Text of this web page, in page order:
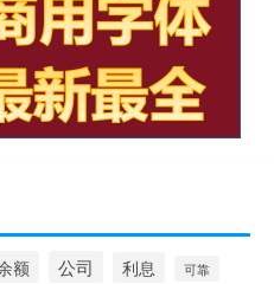
额 公司 利息 可靠